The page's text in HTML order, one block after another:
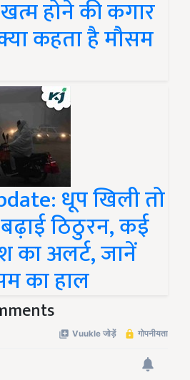
होने की कगार
कहता है मौसम
धूप खिली तो
ठिठुरन, कई
का अलर्ट, जानें
का हाल